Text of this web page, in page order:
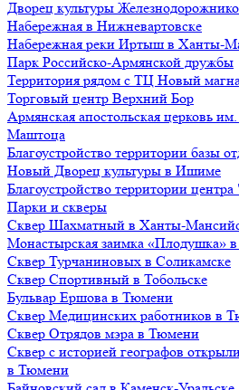
Дворец культуры
Набережная в Нижневартовске
Набережная реки Иртыш в Ханты-
Парк Российско-Армянской дружбы
Территория рядом с ТЦ Новый
Торговый центр Верхний Бор
Армянская апостольская церковь
Маштоца
Благоустройство территории базы
Нoвый Двoрeц культуры в Ишимe
Благоустройство территории
Парки и скверы
Сквер Шахматный в Ханты-
Монастырская заимка «Плодушка»
Сквер Турчаниновых в Соликамске
Сквер Спортивный в Тобольске
Бульвар Ершова в Тюмени
Сквер Медицинских работников в
Сквер Отрядов мэра в Тюмени
Сквер с историей географов
в Тюмени